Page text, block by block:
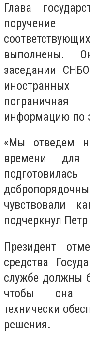
Глава
выполнены.
заседании
иностранных
пограничная
информацию по
«Мы отведем
времени для
чувствовали
подчеркнул
Президент
средства
службе должны
чтобы она
технически
решения.